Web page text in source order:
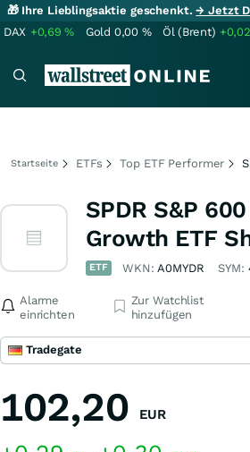
🎁 Ihre Lieblingsaktie geschenkt.→ Jetzt
DAX +0,69% Gold 0,00 % Öl (Brent)
Startseite ETFs Top ETF Performer
SPDR S&P
Growth ETF
ETF WKN:A0MYDR SYM:
Alarme
einrichten
Zur Watchlist
hinzufügen
Tradegate
102,20 EUR